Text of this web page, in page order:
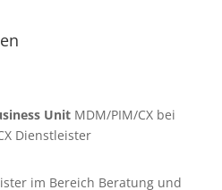
UnitMDM/PIM/CX bei
Dienstleister
im Bereich Beratung und